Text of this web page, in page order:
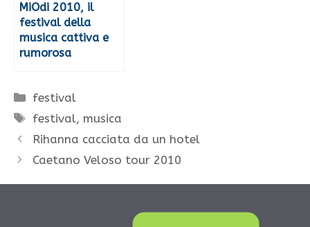
MiOdi 2010, il
festival della
musica cattiva e
rumorosa
Categorie
festival
Tag
festival, musica
Rihanna cacciata da un hotel
Caetano Veloso tour 2010